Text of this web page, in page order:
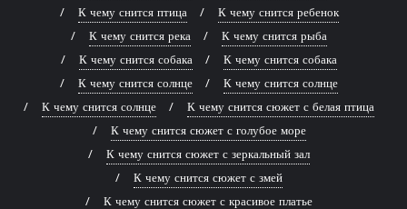
К чему снится птица
К чему снится ребенок
К чему снится река
К чему снится рыба
К чему снится собака
К чему снится собака
К чему снится солнце
К чему снится солнце
К чему снится солнце
К чему снится сюжет с белая птица
К чему снится сюжет с голубое море
К чему снится сюжет с зеркальный зал
К чему снится сюжет с змей
К чему снится сюжет с красивое платье